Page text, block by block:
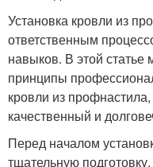
Установка кровли из
ответственным
навыков. В этой
принципы
кровли из
качественный и
Перед началом
тщательную